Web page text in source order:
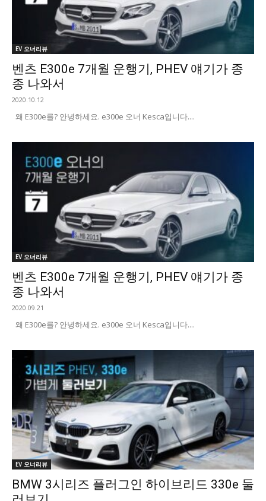
EV 오너리뷰
벤츠 E300e 7개월 운행기, PHEV 얘기가 종
종 나와서
2020.10.12
왜 E300e를? 안녕하세요. e300e 오너 Kesca입니다....
EV 오너리뷰
벤츠 E300e 7개월 운행기, PHEV 얘기가 종
종 나와서
2020.09.21
왜 E300e를? 안녕하세요. e300e 오너 Kesca입니다....
EV 오너리뷰
BMW 3시리즈 플러그인 하이브리드 330e 둘